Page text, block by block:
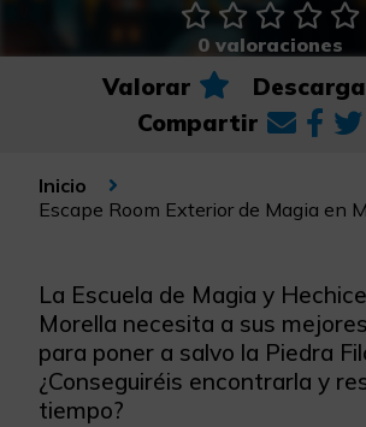
0 valoraciones
Valorar
Compartir
Inicio
Escape Room Exterior de Magia en
La Escuela de Magia y
Morella necesita a sus
para poner a salvo la Piedra
¿Conseguiréis encontrarla y
tiempo?